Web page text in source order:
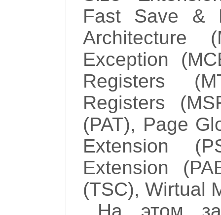
Fast Save &
Architecture
Exception
Registers
Registers
(PAT), Page
Extension
Extension
(TSC), Wirtual